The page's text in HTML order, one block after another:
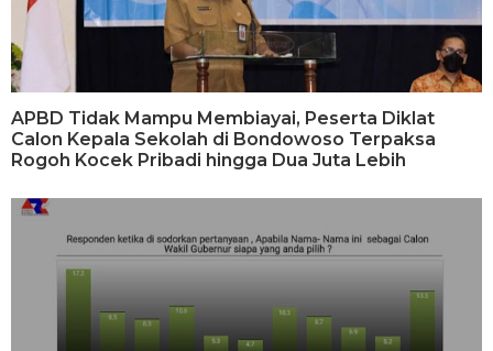
APBD Tidak Mampu Membiayai, Peserta Diklat
Calon Kepala Sekolah di Bondowoso Terpaksa
Rogoh Kocek Pribadi hingga Dua Juta Lebih